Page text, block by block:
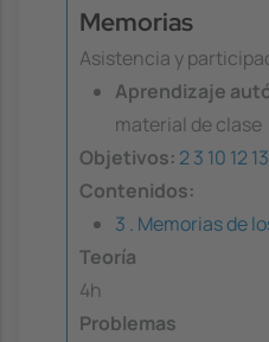
Memorias
Asistencia y
Aprendizaje
material de clase
Objetivos: 23 10 1213
Contenidos:
3 . Memorias de
Teoría
4h
Problemas